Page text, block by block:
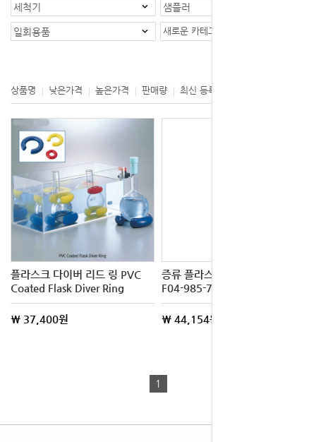
세척기 샘플러
일회용품 새로운 카테고리
상품명 낮은가격 높은가격 판매량 최신 등록
플라스크 다이버 리드 링 PVC
Coated Flask Diver Ring
\ 37,400원
증류 플라스크 Distilling Flask
F04-985-751
\ 44,154원
1